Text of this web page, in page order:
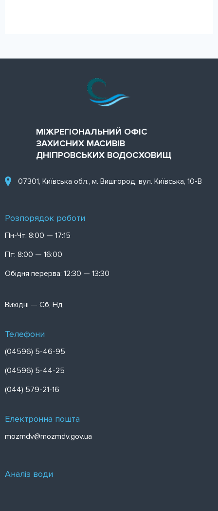
МІЖРЕГІОНАЛЬНИЙ ОФІС
ЗАХИСНИХ МАСИВІВ
ДНІПРОВСЬКИХ ВОДОСХОВИЩ
07301, Київська обл., м. Вишгород, вул. Київська, 10-В
Розпорядок роботи
Пн-Чт: 8:00 — 17:15
Пт: 8:00 — 16:00
Обідня перерва: 12:30 — 13:30
Вихідні — Сб, Нд
Телефони
(04596) 5-46-95
(04596) 5-44-25
(044) 579-21-16
Електронна пошта
mozmdv@mozmdv.gov.ua
Аналіз води